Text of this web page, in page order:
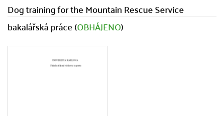
Dog training for the Mountain Rescue Service
bakalářská práce (OBHÁJENO)